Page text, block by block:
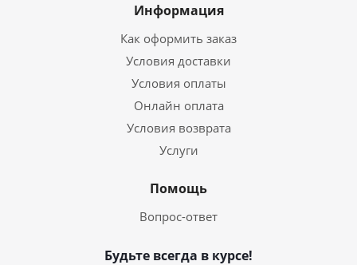
Информация
Как оформить заказ
Условия доставки
Условия оплаты
Онлайн оплата
Условия возврата
Услуги
Помощь
Вопрос-ответ
Будьте всегда в курсе!